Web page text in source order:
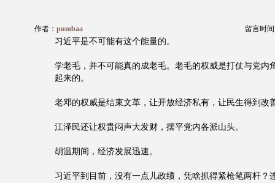
作者： pumbaa 留言时间
习近平是不可能有这个能量的。
学老毛，并不可能真的成老毛。老毛的权威是打仗与党内
起来的。
老邓的权威是结束文革，让开放经济私有，让民生得到改
江泽民还让权贵闷声大发财，摆平党内各派山头。
胡温期间，经济发展迅速。
习近平到目前，没有一点儿政绩，凭啥抓得紧枪笔两杆？